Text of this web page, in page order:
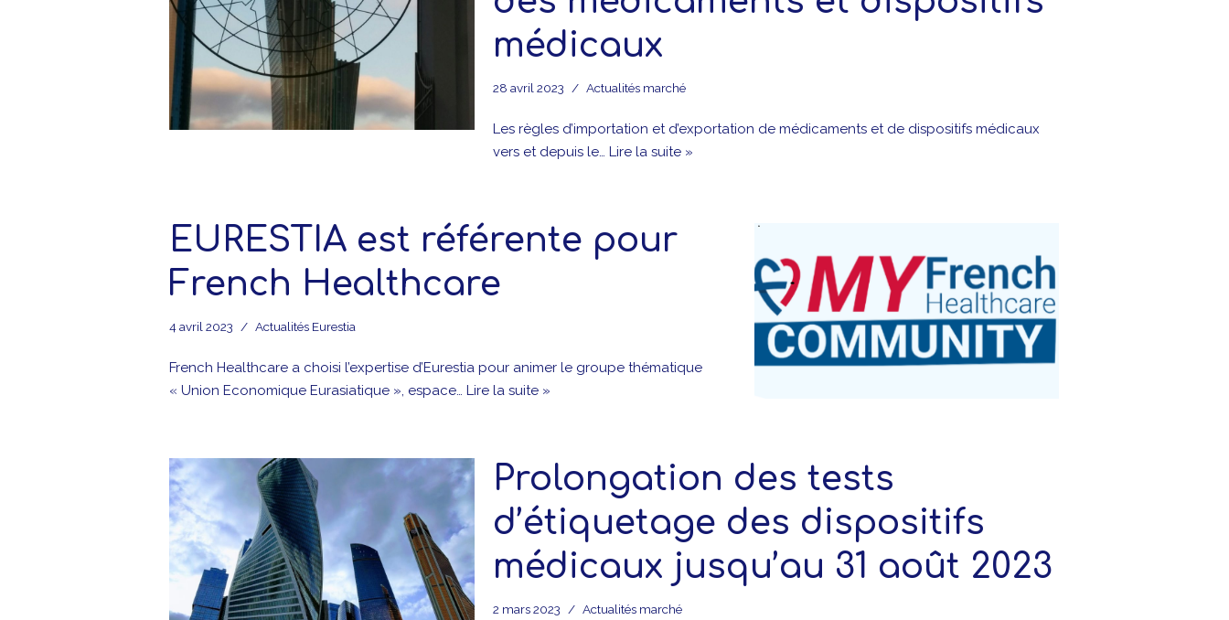
médicaux
28 avril 2023 Actualités marché
Les règles d’importation et d’exportation de médicaments et de dispositifs médicaux
vers et depuis le… Lire la suite »
EURESTIA est référente pour
French Healthcare
4 avril 2023 Actualités Eurestia
French Healthcare a choisi l’expertise d’Eurestia pour animer le groupe thématique
« Union Economique Eurasiatique », espace… Lire la suite »
Prolongation des tests
d’étiquetage des dispositifs
médicaux jusqu’au 31 août 2023
2 mars 2023 Actualités marché